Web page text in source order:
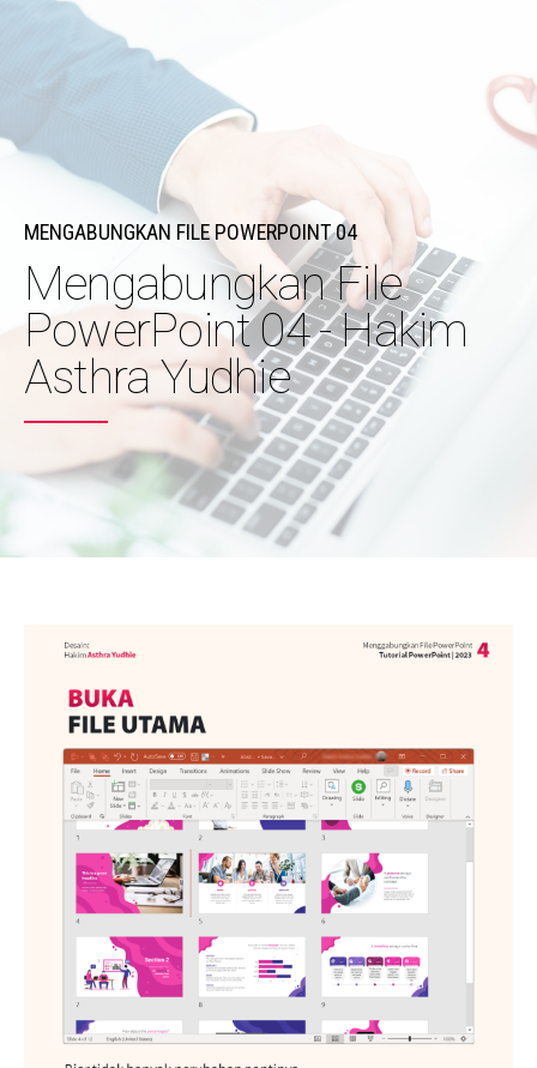
MENGABUNGKAN FILE POWERPOINT 04
Mengabungkan File
PowerPoint 04 - Hakim
Asthra Yudhie